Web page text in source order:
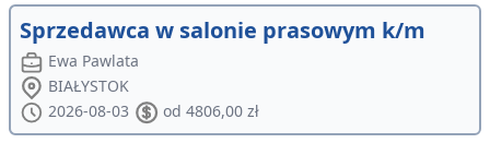
Sprzedawca w salonie prasowym k/m
Ewa Pawlata
BIAŁYSTOK
2026-08-03
od 4806,00 zł